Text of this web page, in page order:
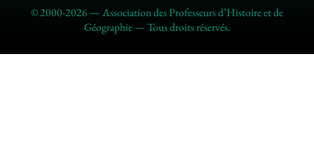
© 2000-2026 — Association des Professeurs d’Histoire et de
Géographie — Tous droits réservés.